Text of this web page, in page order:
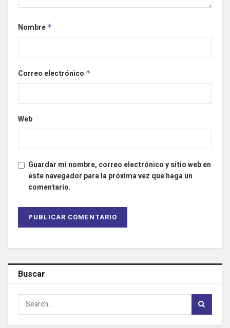
Nombre *
Correo electrónico *
Web
Guardar mi nombre, correo electrónico y sitio web en
este navegador para la próxima vez que haga un
comentario.
Buscar